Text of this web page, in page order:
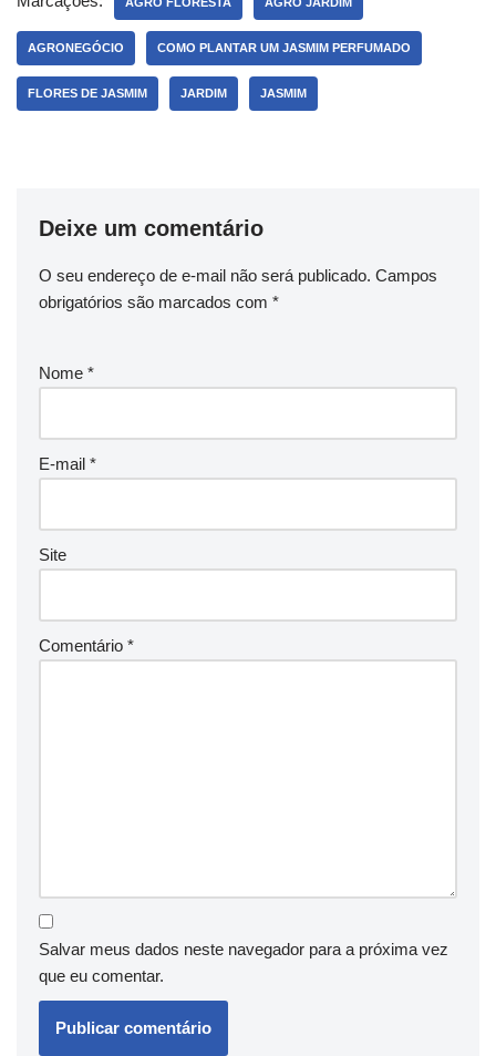
AGRONEGÓCIO COMO PLANTAR UM JASMIM PERFUMADO
FLORES DE JASMIM JARDIM JASMIM
Deixe um comentário
O seu endereço de e-mail não será publicado. Campos
obrigatórios são marcados com *
Nome *
E-mail *
Site
Comentário *
Salvar meus dados neste navegador para a próxima vez
que eu comentar.